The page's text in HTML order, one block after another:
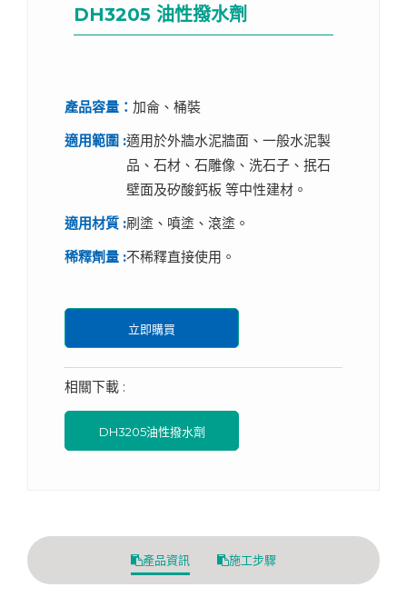
DH3205 油性撥水劑
產品容量： 加侖、桶裝
適用範圍 :適用於外牆水泥牆面、一般水泥製
品、石材、石雕像、洗石子、抿石
壁面及矽酸鈣板 等中性建材。
適用材質 :刷塗、噴塗、滾塗。
稀釋劑量 :不稀釋直接使用。
立即購買
相關下載 :
DH3205油性撥水劑
產品資訊 施工步驟